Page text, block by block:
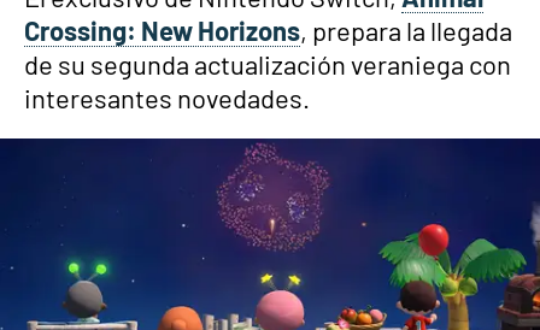
Crossing: New Horizons, prepara la llegada
de su segunda actualización veraniega con
interesantes novedades.